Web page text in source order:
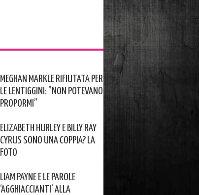
MEGHAN MARKLE RIFIUTATA PER
LE LENTIGGINI: ”NON POTEVANO
PROPORMI”
ELIZABETH HURLEY E BILLY RAY
CYRUS SONO UNA COPPIA? LA
FOTO
LIAM PAYNE E LE PAROLE
‘AGGHIACCIANTI’ ALLA